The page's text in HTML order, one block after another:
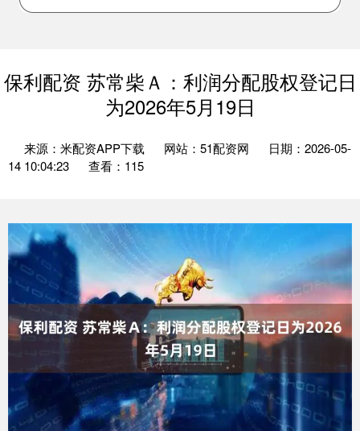
保利配资 苏常柴Ａ：利润分配股权登记日
为2026年5月19日
来源：米配资APP下载 网站：51配资网
日期：2026-05-
14 10:04:23
查看：115